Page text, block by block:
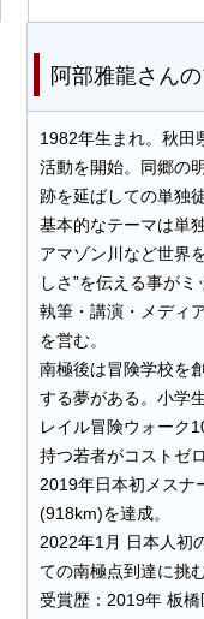
阿部雅龍さん
1982年生まれ。秋田
活動を開始。同郷の
跡を延ばしての単独
基本的なテーマは単
アマゾン川など世界
しさ”を伝える事がミ
執筆・講演・メディ
を営む。
南極後は冒険学校を
する夢がある。小学
レイル冒険ウォーク
持つ若者がコストゼ
2019年日本初メスナ
(918km)を達成。
2022年1月 日本人初
ての南極点到達に挑
受賞歴：2019年 板